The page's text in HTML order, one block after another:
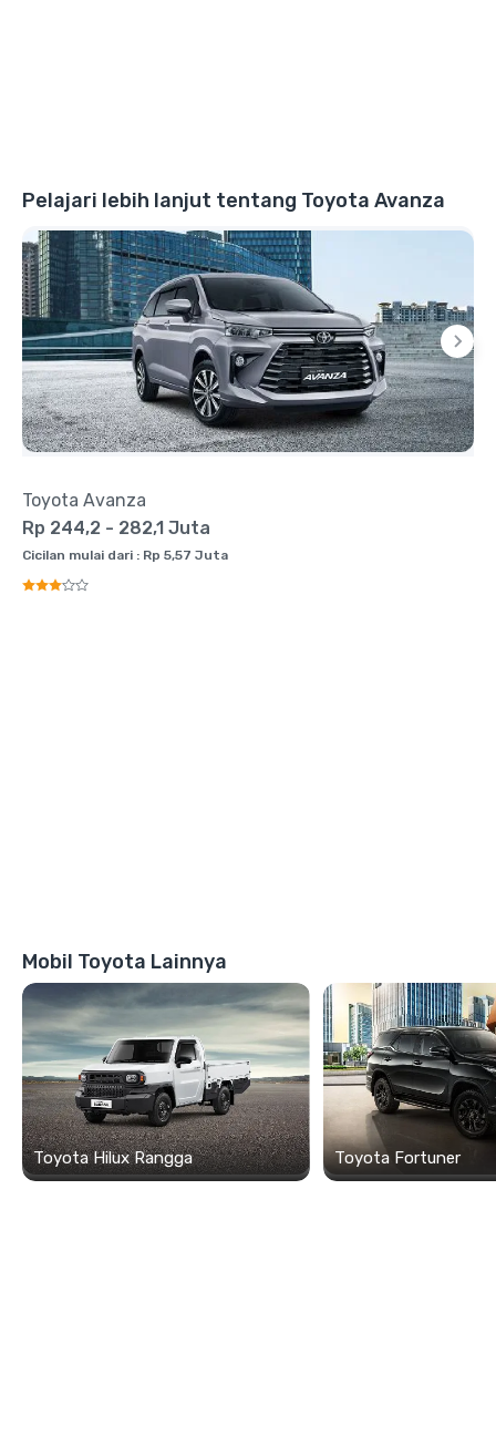
Pelajari lebih lanjut tentang Toyota Avanza
Toyota Avanza
Rp 244,2 - 282,1 Juta
Cicilan mulai dari : Rp 5,57 Juta
Mobil Toyota Lainnya
Toyota Hilux Rangga Toyota Fortuner